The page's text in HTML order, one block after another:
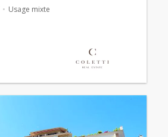
Usage mixte